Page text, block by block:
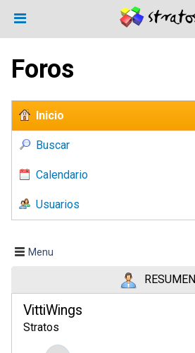
Foros
Inicio
Buscar
Calendario
Usuarios
Menu
RESUMEN
VittiWings
Stratos